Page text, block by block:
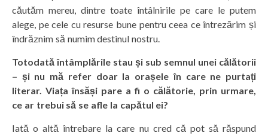
căutăm mereu, dintre toate întâlnirile pe care le putem
alege, pe cele cu resurse bune pentru ceea ce întrezărim și
îndrăznim să numim destinul nostru.
Totodată întâmplările stau și sub semnul unei călătorii
– și nu mă refer doar la orașele în care ne purtați
literar. Viața însăși pare a fi o călătorie, prin urmare,
ce ar trebui să se afle la capătul ei?
Iată o altă întrebare la care nu cred că pot să răspund